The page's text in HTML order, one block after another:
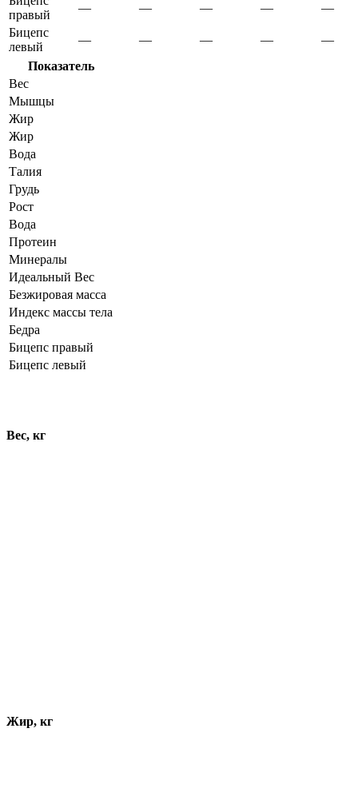
правый
— — — —
—
Бицепс
левый
— — — —
—
Показатель
Вес
Мышцы
Жир
Жир
Вода
Талия
Грудь
Рост
Вода
Протеин
Минералы
Идеальный Вес
Безжировая масса
Индекс массы тела
Бедра
Бицепс правый
Бицепс левый
Вес, кг
Жир, кг